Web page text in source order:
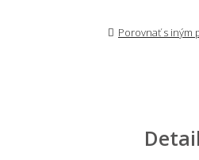
Porovnať s iným